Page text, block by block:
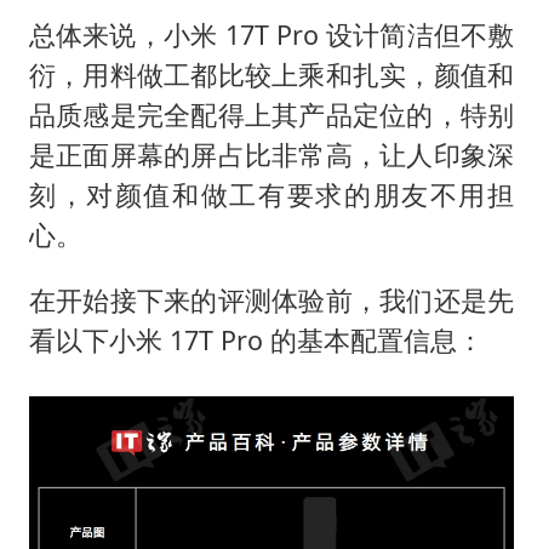
总体来说，小米 17T Pro 设计简洁但不敷
衍，用料做工都比较上乘和扎实，颜值和
品质感是完全配得上其产品定位的，特别
是正面屏幕的屏占比非常高，让人印象深
刻，对颜值和做工有要求的朋友不用担
心。
在开始接下来的评测体验前，我们还是先
看以下小米 17T Pro 的基本配置信息：